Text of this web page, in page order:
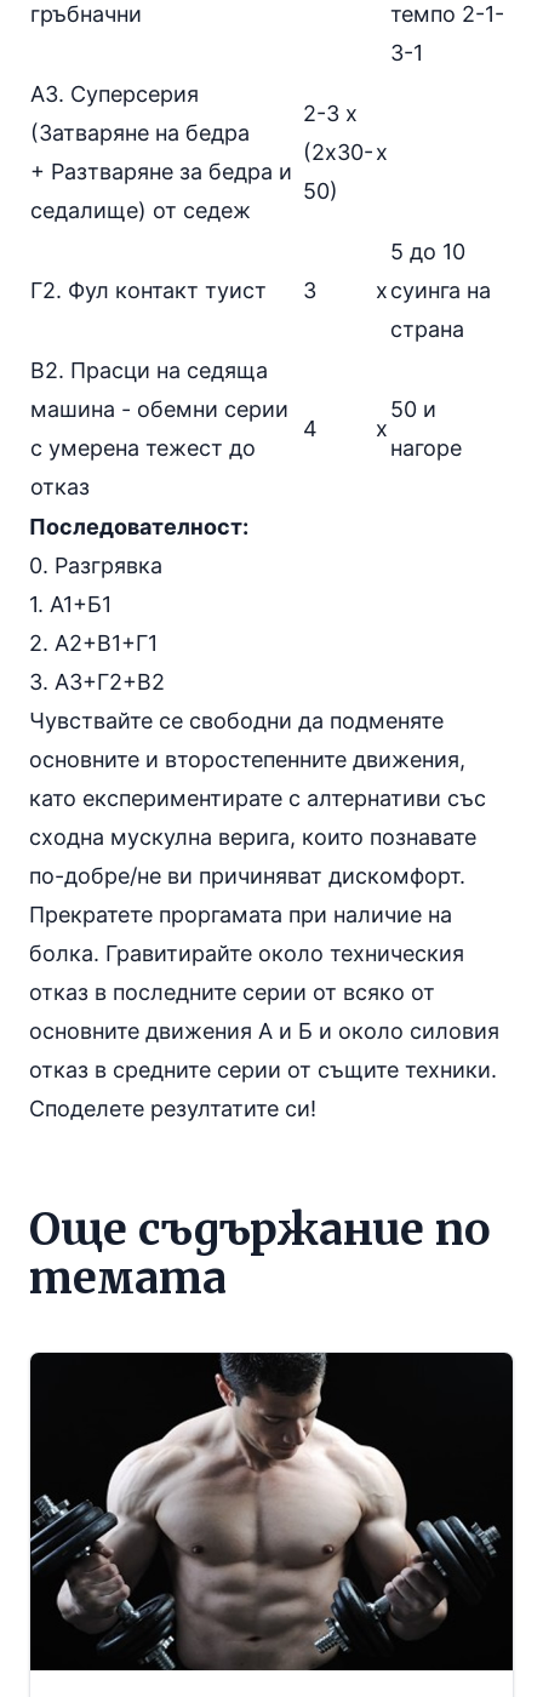
гръбначни
темпо 2-1-
3-1
А3. Суперсерия
(Затваряне на бедра
+ Разтваряне за бедра и
седалище) от седеж
2-3 х
(2х30-
50)
х
Г2. Фул контакт туист 3 х
5 до 10
суинга на
страна
В2. Прасци на седяща
машина - обемни серии
с умерена тежест до
отказ
4 х
50 и
нагоре
Последователност:
0. Разгрявка
1. А1+Б1
2. А2+В1+Г1
3. А3+Г2+В2
Чувствайте се свободни да подменяте
основните и второстепенните движения,
като експериментирате с алтернативи със
сходна мускулна верига, които познавате
по-добре/не ви причиняват дискомфорт.
Прекратете проргамата при наличие на
болка. Гравитирайте около техническия
отказ в последните серии от всяко от
основните движения А и Б и около силовия
отказ в средните серии от същите техники.
Споделете резултатите си!
Още съдържание по
темата